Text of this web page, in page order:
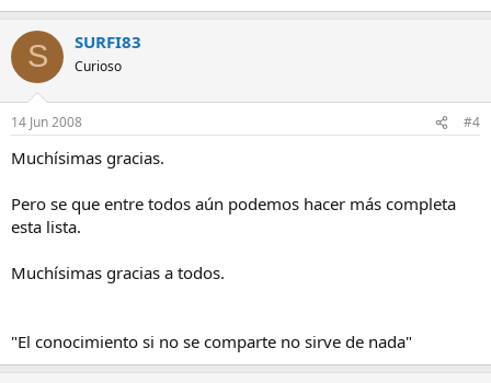
S SURFI83
Curioso
14 Jun 2008 #4
Muchísimas gracias.
Pero se que entre todos aún podemos hacer más completa
esta lista.
Muchísimas gracias a todos.
"El conocimiento si no se comparte no sirve de nada"